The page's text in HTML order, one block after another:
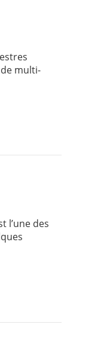
multi-
l’une des